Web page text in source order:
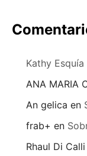
Kathy Esquía
ANA MARIA
An gelica en
frab+ en
Rhaul Di Calli